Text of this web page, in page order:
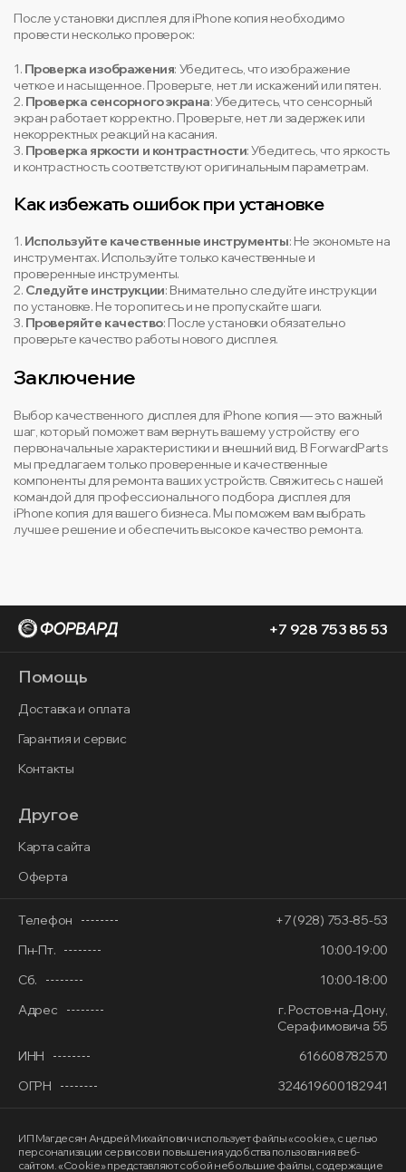
После установки дисплея для iPhone копия необходимо
провести несколько проверок:
1. Проверка изображения: Убедитесь, что изображение
четкое и насыщенное. Проверьте, нет ли искажений или пятен.
2. Проверка сенсорного экрана: Убедитесь, что сенсорный
экран работает корректно. Проверьте, нет ли задержек или
некорректных реакций на касания.
3. Проверка яркости и контрастности: Убедитесь, что яркость
и контрастность соответствуют оригинальным параметрам.
Как избежать ошибок при установке
1. Используйте качественные инструменты: Не экономьте на
инструментах. Используйте только качественные и
проверенные инструменты.
2. Следуйте инструкции: Внимательно следуйте инструкции
по установке. Не торопитесь и не пропускайте шаги.
3. Проверяйте качество: После установки обязательно
проверьте качество работы нового дисплея.
Заключение
Выбор качественного дисплея для iPhone копия — это важный
шаг, который поможет вам вернуть вашему устройству его
первоначальные характеристики и внешний вид. В ForwardParts
мы предлагаем только проверенные и качественные
компоненты для ремонта ваших устройств. Свяжитесь с нашей
командой для профессионального подбора дисплея для
iPhone копия для вашего бизнеса. Мы поможем вам выбрать
лучшее решение и обеспечить высокое качество ремонта.
+7 928 753 85 53
Помощь
Доставка и оплата
Гарантия и сервис
Контакты
Другое
Карта сайта
Оферта
Телефон
+7 (928) 753-85-53
Пн-Пт.
10:00-19:00
Сб.
10:00-18:00
Адрес
г. Ростов-на-Дону,
Серафимовича 55
ИНН
616608782570
ОГРН
324619600182941
ИП Магдесян Андрей Михайлович использует файлы «cookie», с целью
персонализации сервисов и повышения удобства пользования веб-
сайтом. «Cookie» представляют собой небольшие файлы, содержащие